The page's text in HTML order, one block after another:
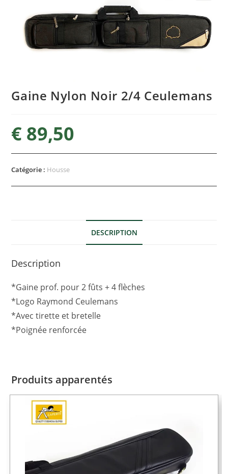
Gaine Nylon Noir 2/4 Ceulemans
€ 89,50
Catégorie : Housse
DESCRIPTION
Description
*Gaine prof. pour 2 fûts + 4 flèches
*Logo Raymond Ceulemans
*Avec tirette et bretelle
*Poignée renforcée
Produits apparentés